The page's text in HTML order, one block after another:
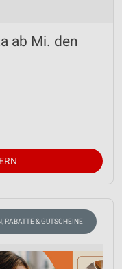
ab Mi. den
RABATTE & GUTSCHEINE